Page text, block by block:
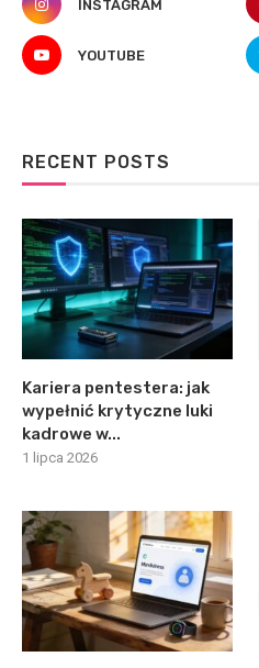
INSTAGRAM
YOUTUBE
RECENT POSTS
Kariera pentestera: jak
wypełnić krytyczne luki
kadrowe w...
1 lipca 2026